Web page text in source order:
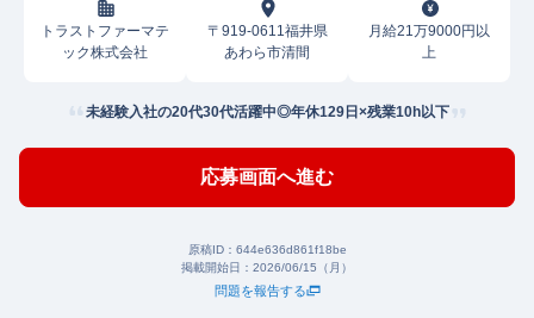
トラストファーマテ
ック株式会社
〒919-0611福井県
あわら市清間
月給21万9000円以
上
未経験入社の20代30代活躍中◎年休129日×残業10h以下
応募画面へ進む
原稿ID： 644e636d861f18be
掲載開始日： 2026/06/15（月）
問題を報告する